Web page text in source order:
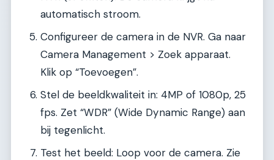
automatisch stroom.
Configureer de camera in de NVR. Ga naar
Camera Management > Zoek apparaat.
Klik op “Toevoegen”.
Stel de beeldkwaliteit in: 4MP of 1080p, 25
fps. Zet “WDR” (Wide Dynamic Range) aan
bij tegenlicht.
Test het beeld: Loop voor de camera. Zie